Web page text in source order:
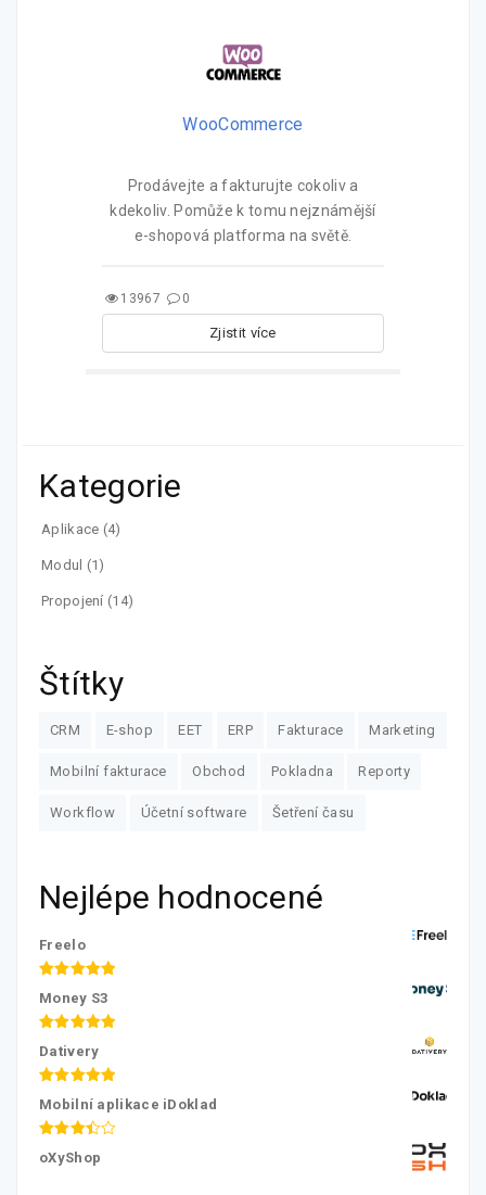
WooCommerce
Prodávejte a fakturujte cokoliv a
kdekoliv. Pomůže k tomu nejznámější
e-shopová platforma na světě.
13967 0
Zjistit více
Kategorie
Aplikace (4)
Modul (1)
Propojení (14)
Štítky
CRM E-shop EET ERP Fakturace Marketing
Mobilní fakturace Obchod Pokladna Reporty
Workflow Účetní software Šetření času
Nejlépe hodnocené
Freelo
5.00z 5
Money S3
5.00z 5
Dativery
5.00z 5
Mobilní aplikace iDoklad
3.50z
oXyShop